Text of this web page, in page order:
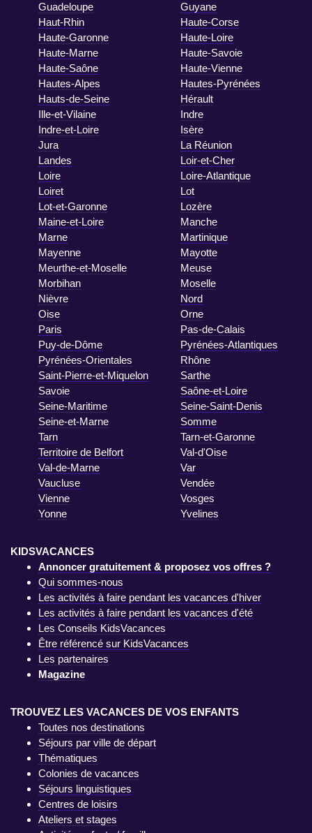
Guadeloupe
Guyane
Haut-Rhin
Haute-Corse
Haute-Garonne
Haute-Loire
Haute-Marne
Haute-Savoie
Haute-Saône
Haute-Vienne
Hautes-Alpes
Hautes-Pyrénées
Hauts-de-Seine
Hérault
Ille-et-Vilaine
Indre
Indre-et-Loire
Isère
Jura
La Réunion
Landes
Loir-et-Cher
Loire
Loire-Atlantique
Loiret
Lot
Lot-et-Garonne
Lozère
Maine-et-Loire
Manche
Marne
Martinique
Mayenne
Mayotte
Meurthe-et-Moselle
Meuse
Morbihan
Moselle
Nièvre
Nord
Oise
Orne
Paris
Pas-de-Calais
Puy-de-Dôme
Pyrénées-Atlantiques
Pyrénées-Orientales
Rhône
Saint-Pierre-et-Miquelon
Sarthe
Savoie
Saône-et-Loire
Seine-Maritime
Seine-Saint-Denis
Seine-et-Marne
Somme
Tarn
Tarn-et-Garonne
Territoire de Belfort
Val-d'Oise
Val-de-Marne
Var
Vaucluse
Vendée
Vienne
Vosges
Yonne
Yvelines
KIDSVACANCES
Annoncer gratuitement & proposez vos offres ?
Qui sommes-nous
Les activités à faire pendant les vacances d'hiver
Les activités à faire pendant les vacances d'été
Les Conseils KidsVacances
Être référencé sur KidsVacances
Les partenaires
Magazine
TROUVEZ LES VACANCES DE VOS ENFANTS
Toutes nos destinations
Séjours par ville de départ
Thématiques
Colonies de vacances
Séjours linguistiques
Centres de loisirs
Ateliers et stages